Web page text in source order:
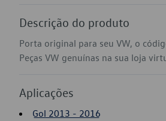
Descrição do produto
Porta original para seu VW, o
Peças VW genuínas na sua loja
Aplicações
Gol 2013 - 2016